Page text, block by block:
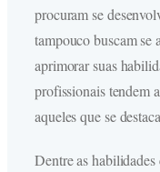
procuram se
tampouco buscam se
aprimorar suas
profissionais tendem
aqueles que se
Dentre as